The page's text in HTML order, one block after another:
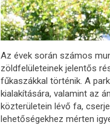
Az évek során számos
zöldfelületeinek jelentős
fűkaszákkal történik. A
kialakítására, valamint az
közterületein lévő fa,
lehetőségekhez mérten